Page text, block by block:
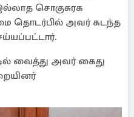
சொகுசுரக
தொடர்பில் அவர் கடந்த
வைத்து அவர் கைது